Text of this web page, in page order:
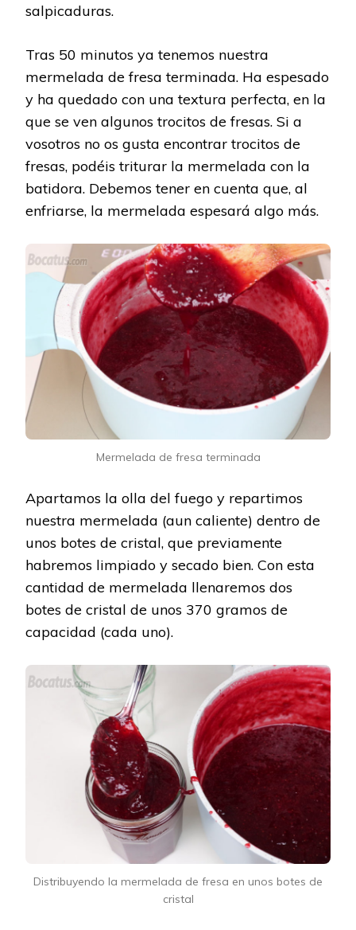
salpicaduras.
Tras 50 minutos ya tenemos nuestra
mermelada de fresa terminada. Ha espesado
y ha quedado con una textura perfecta, en la
que se ven algunos trocitos de fresas. Si a
vosotros no os gusta encontrar trocitos de
fresas, podéis triturar la mermelada con la
batidora. Debemos tener en cuenta que, al
enfriarse, la mermelada espesará algo más.
Mermelada de fresa terminada
Apartamos la olla del fuego y repartimos
nuestra mermelada (aun caliente) dentro de
unos botes de cristal, que previamente
habremos limpiado y secado bien. Con esta
cantidad de mermelada llenaremos dos
botes de cristal de unos 370 gramos de
capacidad (cada uno).
Distribuyendo la mermelada de fresa en unos botes de
cristal